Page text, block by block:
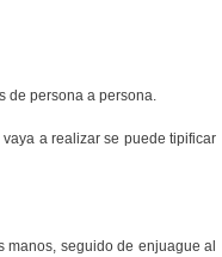
de persona a persona.
a realizar se puede tipificar
manos, seguido de enjuague al